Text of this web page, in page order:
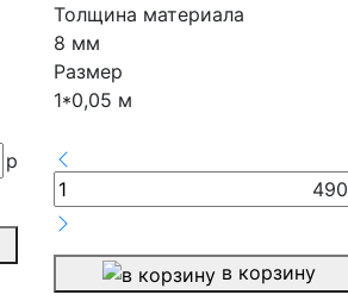
р
Толщина материала
8 мм
Размер
1*0,05 м
490
в корзину